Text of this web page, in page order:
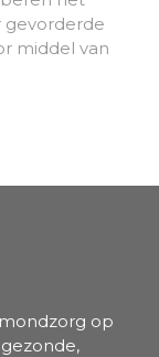
gevorderde
middel van
op